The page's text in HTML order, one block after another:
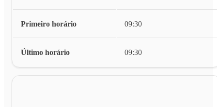
Primeiro horário 09:30
Último horário 09:30